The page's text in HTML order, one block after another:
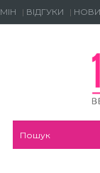
ВІДГУКИ